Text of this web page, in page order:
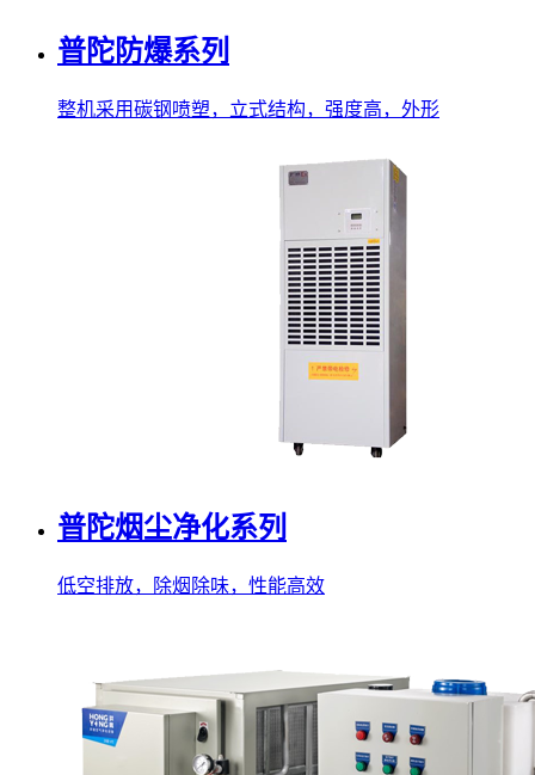
普陀防爆系列
整机采用碳钢喷塑，立式结构，强度高，外形
普陀烟尘净化系列
低空排放，除烟除味，性能高效